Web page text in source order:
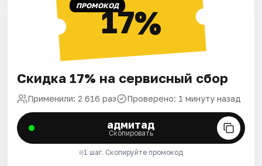
ПРОМОКОД17%
Скидка 17% на сервисный сбор
Применили: 2 616 раз Проверено: 1 минуту назад
адмитад
Скопировать
1 шаг. Скопируйте промокод